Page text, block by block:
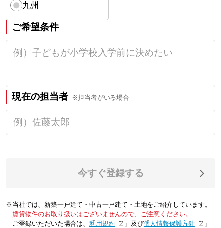
九州
ご希望条件
現在の担当者 ※担当者がいる場合
今すぐ登録する
※当社では、新築一戸建て・中古一戸建て・土地をご紹介しています。
賃貸物件のお取り扱いはございませんので、ご注意ください。
ご登録いただいた場合は、「利用規約 」及び「個人情報保護方針
」